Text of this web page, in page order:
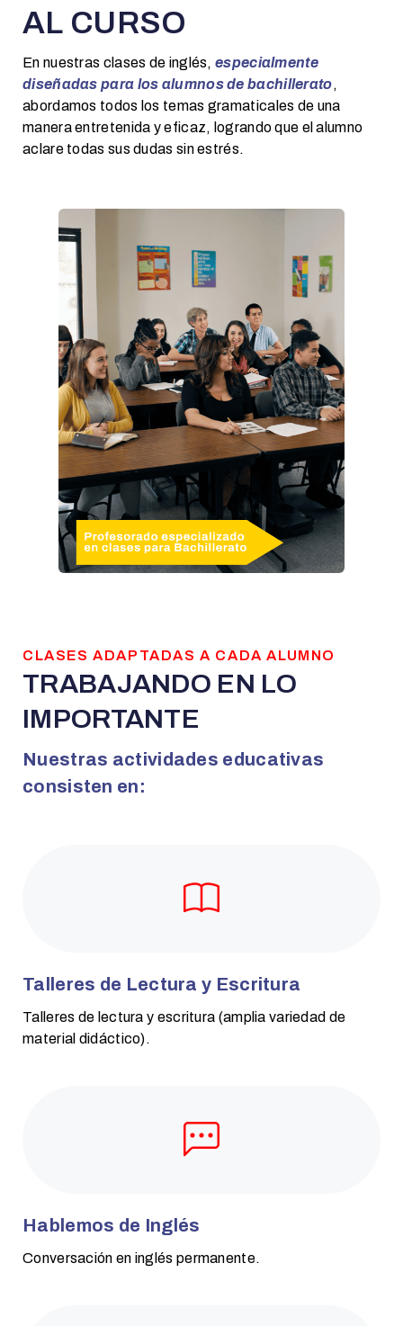
AL CURSO
En nuestras clases de inglés, especialmente
diseñadas para los alumnos de bachillerato,
abordamos todos los temas gramaticales de una
manera entretenida y eficaz, logrando que el alumno
aclare todas sus dudas sin estrés.
CLASES ADAPTADAS A CADA ALUMNO
TRABAJANDO EN LO
IMPORTANTE
Nuestras actividades educativas
consisten en:
Talleres de Lectura y Escritura
Talleres de lectura y escritura (amplia variedad de
material didáctico).
Hablemos de Inglés
Conversación en inglés permanente.